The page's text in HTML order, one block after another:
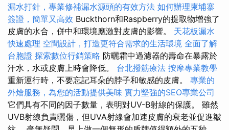
漏水打針，專業修補漏水源頭的有效方法 如何辦理柬埔寨
簽證，簡單又高效 Buckthorn和Raspberry的提取物增強了
皮膚的水合，併中和環境應激對皮膚的影響。 天花板漏水
快速處理 空間設計，打造更符合需求的生活環境 全面了解
台胞證 探索數位行銷策略 防曬霜中過濾器的壽命在暴露於
汗水，水或皮膚上時會降低。 台北撥筋療法 按摩專業教學
重新運行時，不要忘記耳朵的脖子和敏感的皮膚。 專業的
外燴服務，為您的活動提供美味 實力堅強的SEO專業公司
它們具有不同的因子數量，表明對UV-B射線的保護。 雖然
UVB射線負責曬傷，但UVA射線會加速皮膚的衰老並促進皺